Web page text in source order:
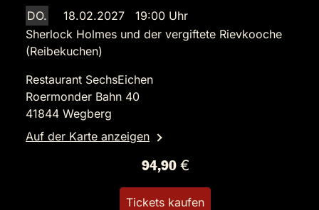
DO.
18.02.2027 19:00 Uhr
Sherlock Holmes und der vergiftete Rievkooche
(Reibekuchen)
Restaurant SechsEichen
Roermonder Bahn 40
41844 Wegberg
Auf der Karte anzeigen
94,90 €
Tickets kaufen